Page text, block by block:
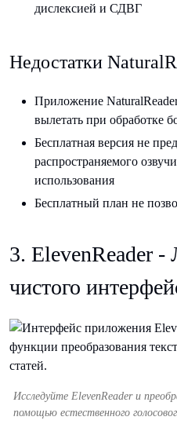
дислексией и СДВГ
Недостатки
Приложение
вылетать при обработке
Бесплатная версия не
распространяемого
использования
Бесплатный план не
3. ElevenReader
чистого
Исследуйте ElevenReader и
помощью естественного